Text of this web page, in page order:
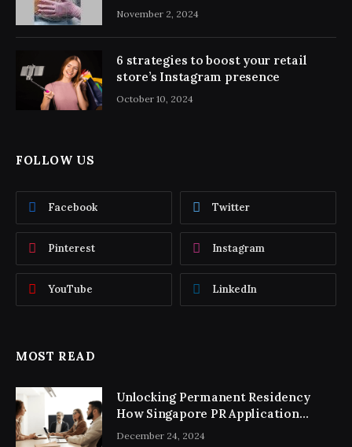
November 2, 2024
6 strategies to boost your retail
store’s Instagram presence
October 10, 2024
FOLLOW US
Facebook Twitter
Pinterest Instagram
YouTube LinkedIn
MOST READ
Unlocking Permanent Residency
How Singapore PR Application
Consultancy Simplifies the Process
December 24, 2024